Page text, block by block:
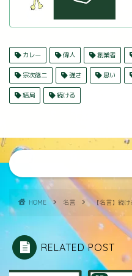
カレー 偉人 創業者
宗次徳二 強さ 思い
結局 続ける
HOME 名言 【名言】続
RELATED POST